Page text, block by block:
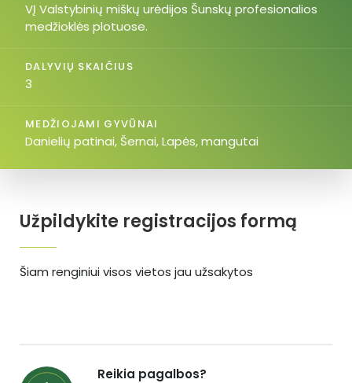
Užpildykite registracijos formą
Šiam renginiui visos vietos jau užsakytos
VĮ Valstybinių miškų urėdijos Šunskų profesionalios
medžioklės plotuose.
DALYVIŲ SKAIČIUS
3
MEDŽIOJAMI GYVŪNAI
Danielių patinai, Šernai, Lapės, mangutai
Reikia pagalbos?